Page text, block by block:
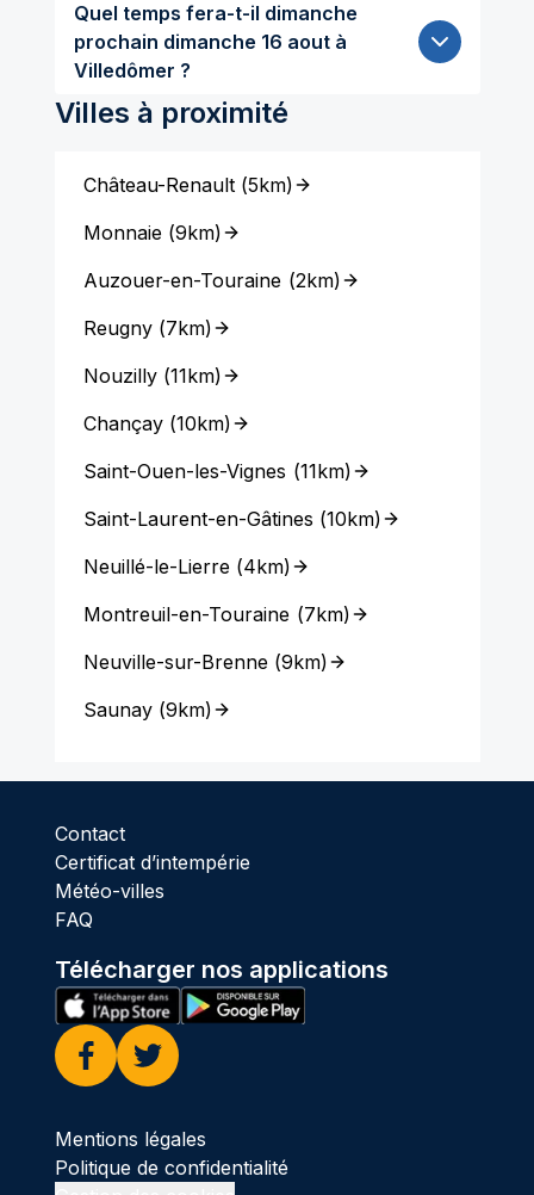
Quel temps fera-t-il dimanche
prochain dimanche 16 aout à
Villedômer ?
Villes à proximité
Château-Renault(5km)
Monnaie(9km)
Auzouer-en-Touraine (2km)
Reugny(7km)
Nouzilly(11km)
Chançay(10km)
Saint-Ouen-les-Vignes (11km)
Saint-Laurent-en-Gâtines (10km)
Neuillé-le-Lierre(4km)
Montreuil-en-Touraine (7km)
Neuville-sur-Brenne(9km)
Saunay(9km)
Contact
Certificat d’intempérie
Météo-villes
FAQ
Télécharger nos applications
Facebook
Twitter
Mentions légales
Politique de confidentialité